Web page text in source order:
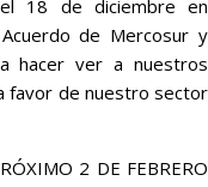
18 de diciembre en
de Mercosur y
hacer ver a nuestros
favor de nuestro sector
2 DE FEBRERO